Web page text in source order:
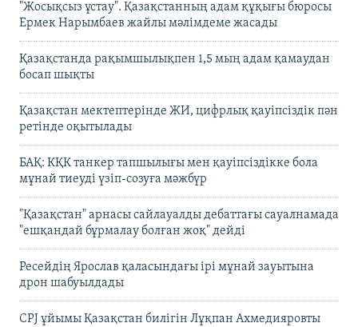
"Жосықсыз ұстау". Қазақстанның адам құқығы бюросы
Ермек Нарымбаев жайлы мәлімдеме жасады
Қазақстанда рақымшылықпен 1,5 мың адам қамаудан
босап шықты
Қазақстан мектептерінде ЖИ, цифрлық қауіпсіздік пән
ретінде оқытылады
БАҚ: КҚК танкер тапшылығы мен қауіпсіздікке бола
мұнай тиеуді үзіп-созуға мәжбүр
"Қазақстан" арнасы сайлауалды дебаттағы сауалнамада
"ешқандай бұрмалау болған жоқ" дейді
Ресейдің Ярослав қаласындағы ірі мұнай зауытына
дрон шабуылдады
CPJ ұйымы Қазақстан билігін Лұқпан Ахмедияровты